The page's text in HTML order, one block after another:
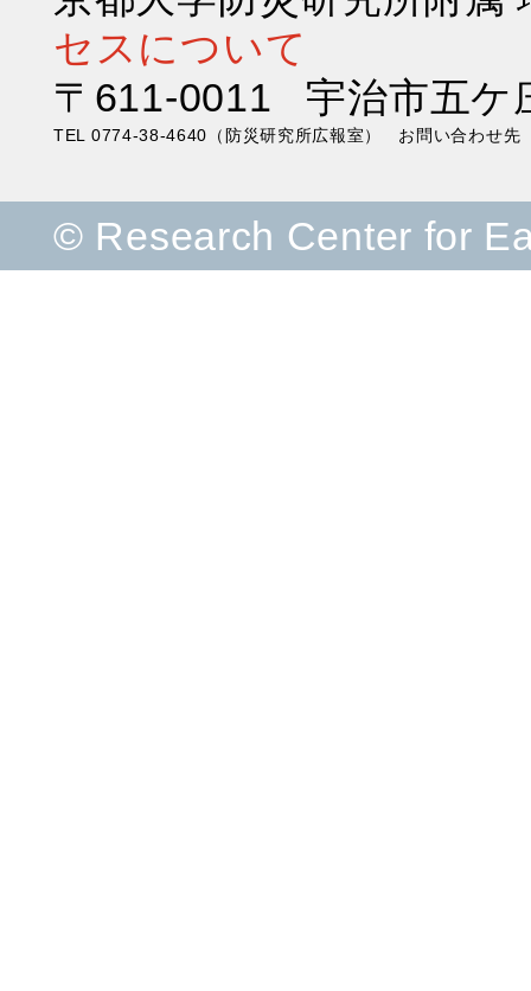
セスについて
〒611-0011 宇治市五ケ
TEL 0774-38-4640（防災研究所広報室） お問い合わせ先
© Research Center for